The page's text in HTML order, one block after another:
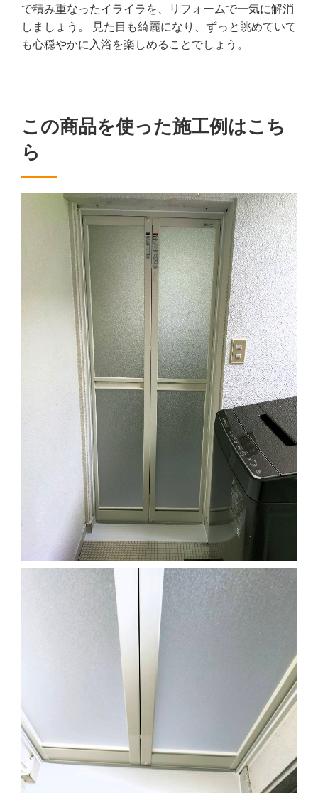
で積み重なったイライラを、リフォームで一気に解消
しましょう。 見た目も綺麗になり、ずっと眺めていて
も心穏やかに入浴を楽しめることでしょう。
この商品を使った施工例はこち
ら